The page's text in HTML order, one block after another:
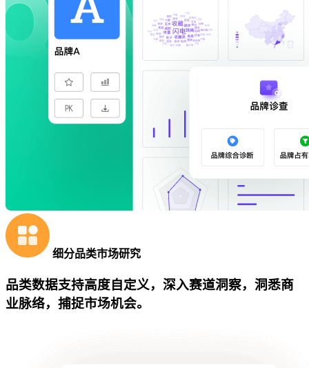
细分品类市场研究
品类数据支持高度自定义，深入赛道洞察，洞悉商
业脉络，捕捉市场机会。